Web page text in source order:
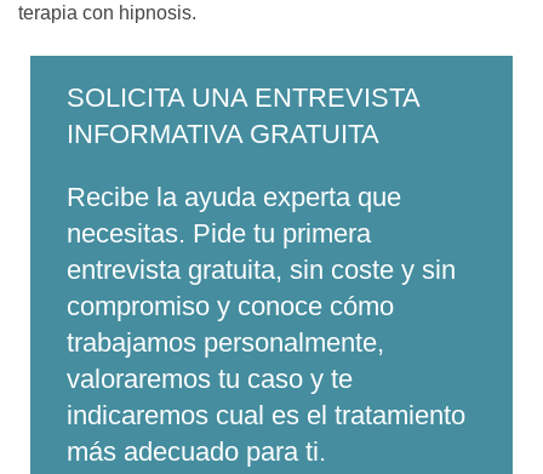
terapia con hipnosis.
SOLICITA UNA ENTREVISTA
INFORMATIVA GRATUITA
Recibe la ayuda experta que
necesitas. Pide tu primera
entrevista gratuita, sin coste y sin
compromiso y conoce cómo
trabajamos personalmente,
valoraremos tu caso y te
indicaremos cual es el tratamiento
más adecuado para ti.